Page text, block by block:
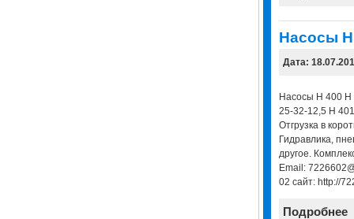
Насосы Н
Дата:
Насосы Н 400
25-32-12,5 Н
Отгрузка в
Гидравлика,
другое.
Email:
02 сайт: http://
Подробнее